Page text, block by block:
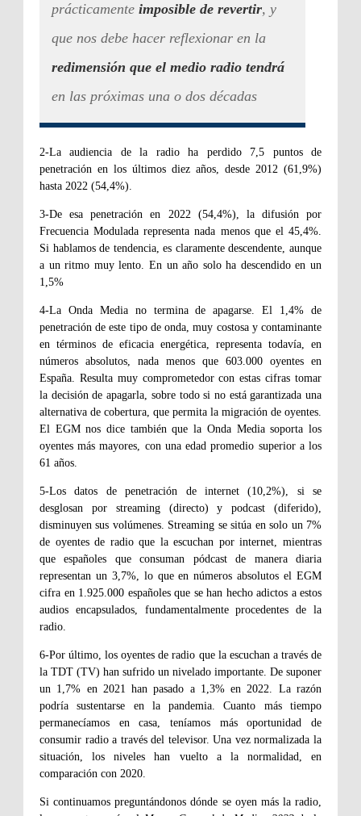
prácticamente imposible de revertir, y
que nos debe hacer reflexionar en la
redimensión que el medio radio tendrá
en las próximas una o dos décadas
2-La audiencia de la radio ha perdido 7,5 puntos de
penetración en los últimos diez años, desde 2012 (61,9%)
hasta 2022 (54,4%).
3-De esa penetración en 2022 (54,4%), la difusión por
Frecuencia Modulada representa nada menos que el 45,4%.
Si hablamos de tendencia, es claramente descendente, aunque
a un ritmo muy lento. En un año solo ha descendido en un
1,5%
4-La Onda Media no termina de apagarse. El 1,4% de
penetración de este tipo de onda, muy costosa y contaminante
en términos de eficacia energética, representa todavía, en
números absolutos, nada menos que 603.000 oyentes en
España. Resulta muy comprometedor con estas cifras tomar
la decisión de apagarla, sobre todo si no está garantizada una
alternativa de cobertura, que permita la migración de oyentes.
El EGM nos dice también que la Onda Media soporta los
oyentes más mayores, con una edad promedio superior a los
61 años.
5-Los datos de penetración de internet (10,2%), si se
desglosan por streaming (directo) y podcast (diferido),
disminuyen sus volúmenes. Streaming se sitúa en solo un 7%
de oyentes de radio que la escuchan por internet, mientras
que españoles que consuman pódcast de manera diaria
representan un 3,7%, lo que en números absolutos el EGM
cifra en 1.925.000 españoles que se han hecho adictos a estos
audios encapsulados, fundamentalmente procedentes de la
radio.
6-Por último, los oyentes de radio que la escuchan a través de
la TDT (TV) han sufrido un nivelado importante. De suponer
un 1,7% en 2021 han pasado a 1,3% en 2022. La razón
podría sustentarse en la pandemia. Cuanto más tiempo
permanecíamos en casa, teníamos más oportunidad de
consumir radio a través del televisor. Una vez normalizada la
situación, los niveles han vuelto a la normalidad, en
comparación con 2020.
Si continuamos preguntándonos dónde se oyen más la radio,